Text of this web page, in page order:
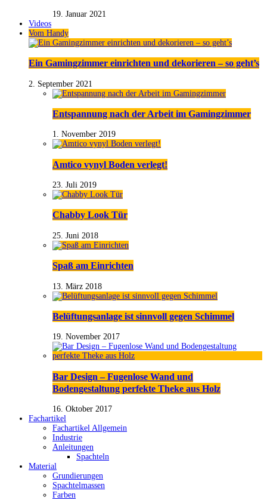
19. Januar 2021
Videos
Vom Handy
Ein Gamingzimmer einrichten und dekorieren – so geht’s
2. September 2021
Entspannung nach der Arbeit im Gamingzimmer
1. November 2019
Amtico vynyl Boden verlegt!
23. Juli 2019
Chabby Look Tür
25. Juni 2018
Spaß am Einrichten
13. März 2018
Belüftungsanlage ist sinnvoll gegen Schimmel
19. November 2017
Bar Design – Fugenlose Wand und
Bodengestaltung perfekte Theke aus Holz
16. Oktober 2017
Fachartikel
Fachartikel Allgemein
Industrie
Anleitungen
Spachteln
Material
Grundierungen
Spachtelmassen
Farben